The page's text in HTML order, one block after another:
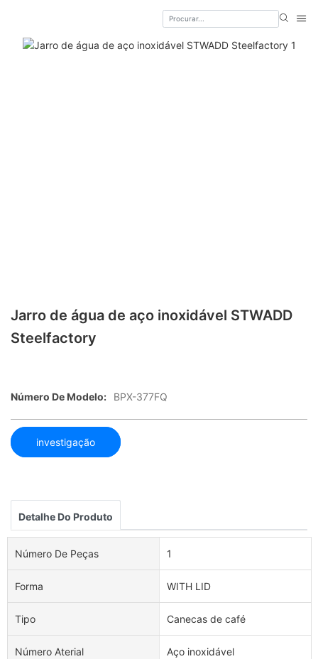
Jarro de água de aço inoxidável STWADD
Steelfactory
Número De Modelo: BPX-377FQ
investigação
Detalhe Do Produto
Número De Peças 1
Forma WITH LID
Tipo Canecas de café
Número Aterial Aço inoxidável